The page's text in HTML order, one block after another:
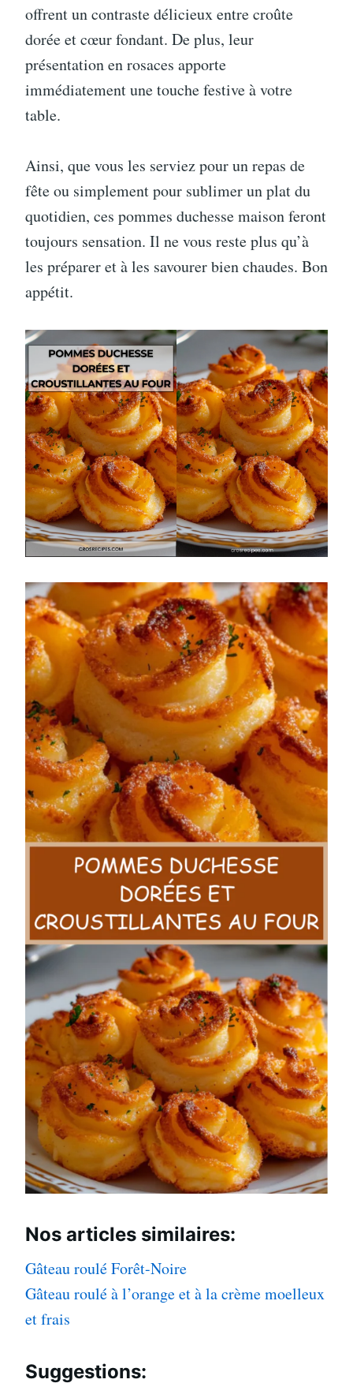
offrent un contraste délicieux entre croûte
dorée et cœur fondant. De plus, leur
présentation en rosaces apporte
immédiatement une touche festive à votre
table.
Ainsi, que vous les serviez pour un repas de
fête ou simplement pour sublimer un plat du
quotidien, ces pommes duchesse maison feront
toujours sensation. Il ne vous reste plus qu’à
les préparer et à les savourer bien chaudes. Bon
appétit.
Nos articles similaires:
Gâteau roulé Forêt-Noire
Gâteau roulé à l’orange et à la crème moelleux
et frais
Suggestions: